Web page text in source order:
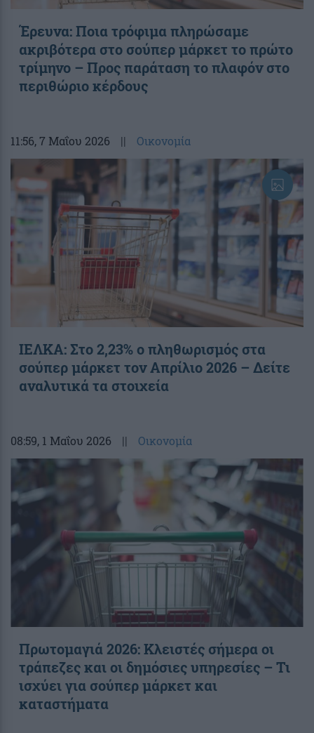
Έρευνα: Ποια τρόφιμα πληρώσαμε
ακριβότερα στο σούπερ μάρκετ το πρώτο
τρίμηνο – Προς παράταση το πλαφόν στο
περιθώριο κέρδους
11:56, 7 Μαΐου 2026 || Οικονομία
ΙΕΛΚΑ: Στο 2,23% ο πληθωρισμός στα
σούπερ μάρκετ τον Απρίλιο 2026 – Δείτε
αναλυτικά τα στοιχεία
08:59, 1 Μαΐου 2026 || Οικονομία
Πρωτομαγιά 2026: Κλειστές σήμερα οι
τράπεζες και οι δημόσιες υπηρεσίες – Τι
ισχύει για σούπερ μάρκετ και
καταστήματα